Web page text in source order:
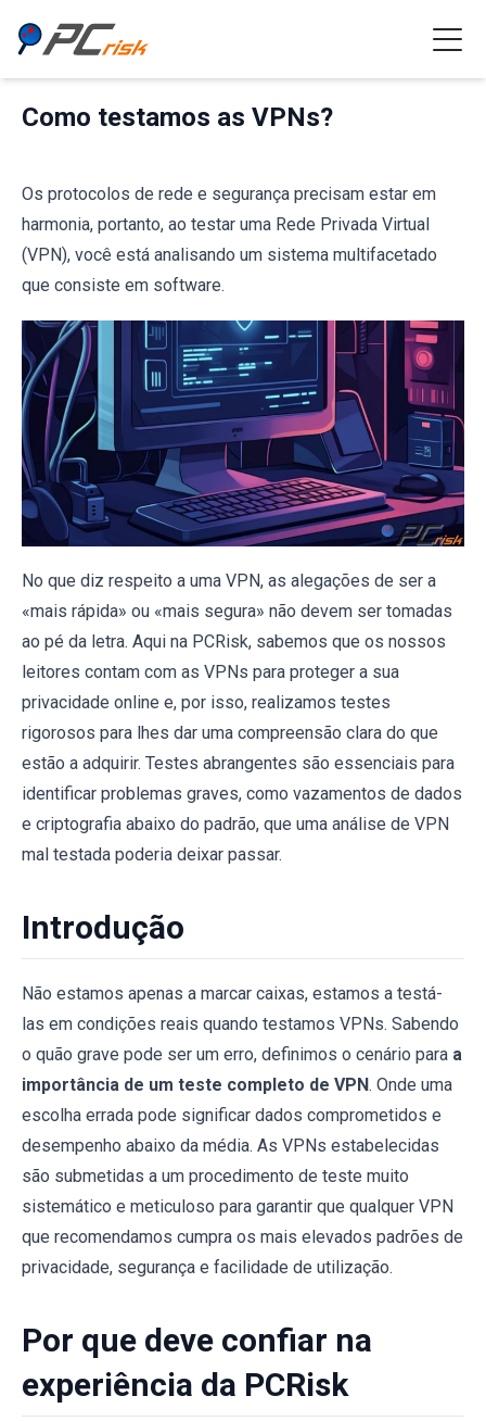
Como testamos as VPNs?
Os protocolos de rede e segurança precisam estar em
harmonia, portanto, ao testar uma Rede Privada Virtual
(VPN), você está analisando um sistema multifacetado
que consiste em software.
No que diz respeito a uma VPN, as alegações de ser a
«mais rápida» ou «mais segura» não devem ser tomadas
ao pé da letra. Aqui na PCRisk, sabemos que os nossos
leitores contam com as VPNs para proteger a sua
privacidade online e, por isso, realizamos testes
rigorosos para lhes dar uma compreensão clara do que
estão a adquirir. Testes abrangentes são essenciais para
identificar problemas graves, como vazamentos de dados
e criptografia abaixo do padrão, que uma análise de VPN
mal testada poderia deixar passar.
Introdução
Não estamos apenas a marcar caixas, estamos a testá-
las em condições reais quando testamos VPNs. Sabendo
o quão grave pode ser um erro, definimos o cenário para a
importância de um teste completo de VPN. Onde uma
escolha errada pode significar dados comprometidos e
desempenho abaixo da média. As VPNs estabelecidas
são submetidas a um procedimento de teste muito
sistemático e meticuloso para garantir que qualquer VPN
que recomendamos cumpra os mais elevados padrões de
privacidade, segurança e facilidade de utilização.
Por que deve confiar na
experiência da PCRisk